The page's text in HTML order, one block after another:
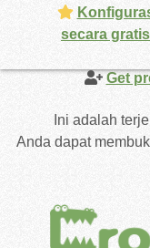
Get
Ini adalah
Anda dapat
secara